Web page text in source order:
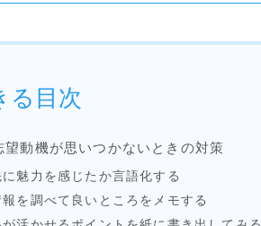
る目次
望動機が思いつかないときの対策
魅力を感じたか言語化する
を調べて良いところをメモする